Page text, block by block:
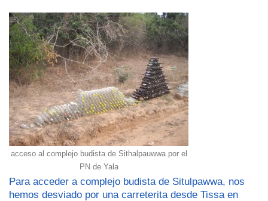
acceso al complejo budista de Sithalpauwwa por el
PN de Yala
Para acceder a complejo budista de Situlpawwa, nos
hemos desviado por una carreterita desde Tissa en